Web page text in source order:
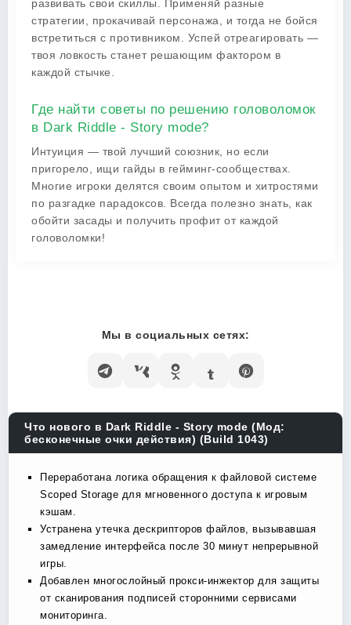
развивать свои скиллы. Применяй разные
стратегии, прокачивай персонажа, и тогда не бойся
встретиться с противником. Успей отреагировать —
твоя ловкость станет решающим фактором в
каждой стычке.
Где найти советы по решению головоломок
в Dark Riddle - Story mode?
Интуиция — твой лучший союзник, но если
пригорело, ищи гайды в гейминг-сообществах.
Многие игроки делятся своим опытом и хитростями
по разгадке парадоксов. Всегда полезно знать, как
обойти засады и получить профит от каждой
головоломки!
Мы в социальных сетях:
Что нового в Dark Riddle - Story mode (Мод:
бесконечные очки действия) (Build 1043)
Переработана логика обращения к файловой системе
Scoped Storage для мгновенного доступа к игровым
кэшам.
Устранена утечка дескрипторов файлов, вызывавшая
замедление интерфейса после 30 минут непрерывной
игры.
Добавлен многослойный прокси-инжектор для защиты
от сканирования подписей сторонними сервисами
мониторинга.